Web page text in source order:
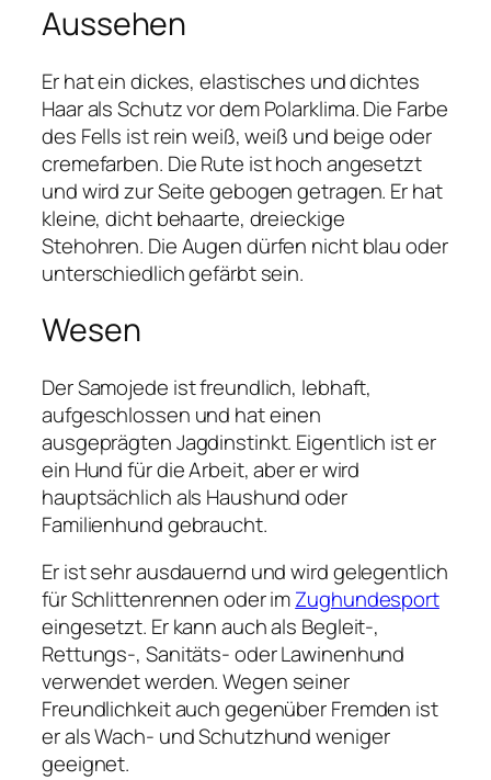
Aussehen
Er hat ein dickes, elastisches und dichtes
Haar als Schutz vor dem Polarklima. Die Farbe
des Fells ist rein weiß, weiß und beige oder
cremefarben. Die Rute ist hoch angesetzt
und wird zur Seite gebogen getragen. Er hat
kleine, dicht behaarte, dreieckige
Stehohren. Die Augen dürfen nicht blau oder
unterschiedlich gefärbt sein.
Wesen
Der Samojede ist freundlich, lebhaft,
aufgeschlossen und hat einen
ausgeprägten Jagdinstinkt. Eigentlich ist er
ein Hund für die Arbeit, aber er wird
hauptsächlich als Haushund oder
Familienhund gebraucht.
Er ist sehr ausdauernd und wird gelegentlich
für Schlittenrennen oder imZughundesport
eingesetzt. Er kann auch als Begleit-,
Rettungs-, Sanitäts- oder Lawinenhund
verwendet werden. Wegen seiner
Freundlichkeit auch gegenüber Fremden ist
er als Wach- und Schutzhund weniger
geeignet.